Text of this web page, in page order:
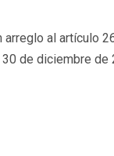
al artículo
de diciembre de